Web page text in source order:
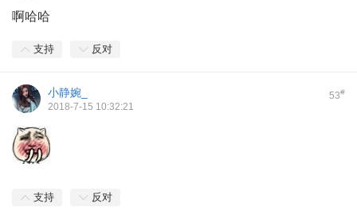
啊哈哈
支持 反对
53#
小静婉_
2018-7-15 10:32:21
支持 反对